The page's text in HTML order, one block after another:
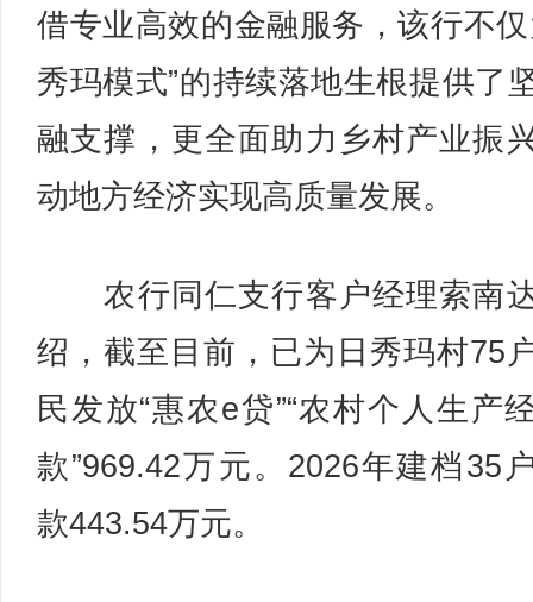
借专业高效的金融服务，该行不仅
秀玛模式”的持续落地生根提供了
融支撑，更全面助力乡村产业振
动地方经济实现高质量发展。
农行同仁支行客户经理索南
绍，截至目前，已为日秀玛村75
民发放“惠农e贷”“农村个人生产
款”969.42万元。2026年建档35
款443.54万元。